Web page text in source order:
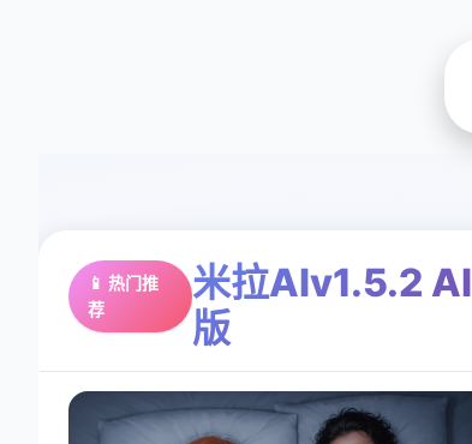
📱 热门推
荐
米拉AIv1.5.2 AI
版